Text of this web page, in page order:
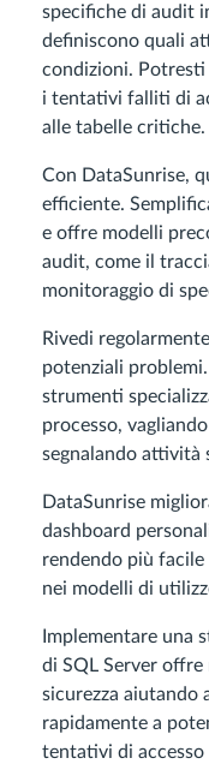
specifiche di audit
definiscono quali
condizioni. Potresti
i tentativi falliti di
alle tabelle critiche.
Con DataSunrise,
efficiente.
e offre modelli
audit, come il
monitoraggio di
Rivedi
potenziali
strumenti
processo,
segnalando attività
DataSunrise
dashboard
rendendo più
nei modelli di
Implementare una
di SQL Server
sicurezza aiutando
rapidamente a
tentativi di